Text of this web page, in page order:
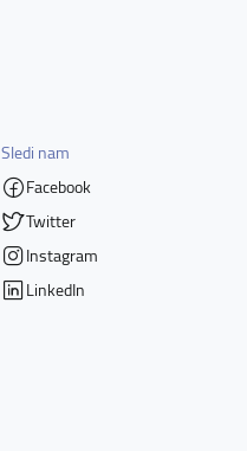
Sledi nam
Facebook
Twitter
Instagram
LinkedIn